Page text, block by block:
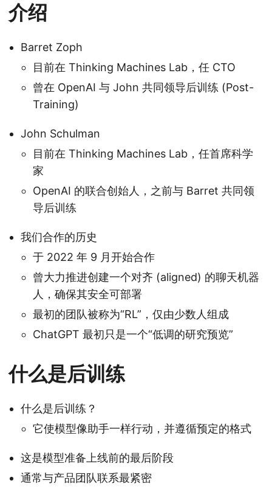
介绍
Barret Zoph
目前在 Thinking Machines Lab，任 CTO
曾在 OpenAI 与 John 共同领导后训练 (Post-
Training)
John Schulman
目前在 Thinking Machines Lab，任首席科学
家
OpenAI 的联合创始人，之前与 Barret 共同领
导后训练
我们合作的历史
于 2022 年 9 月开始合作
曾大力推进创建一个对齐 (aligned) 的聊天机器
人，确保其安全可部署
最初的团队被称为“RL”，仅由少数人组成
ChatGPT 最初只是一个“低调的研究预览”
什么是后训练
什么是后训练？
它使模型像助手一样行动，并遵循预定的格式
这是模型准备上线前的最后阶段
通常与产品团队联系最紧密